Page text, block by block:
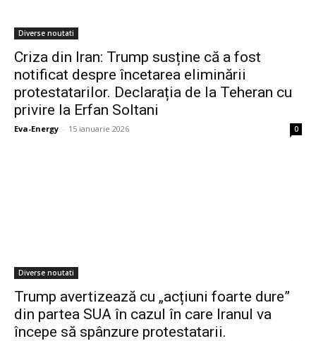
Diverse noutati
Criza din Iran: Trump susține că a fost
notificat despre încetarea eliminării
protestatarilor. Declarația de la Teheran cu
privire la Erfan Soltani
Eva-Energy - 15 ianuarie 2026 0
Diverse noutati
Trump avertizează cu „acțiuni foarte dure”
din partea SUA în cazul în care Iranul va
începe să spânzure protestatarii.